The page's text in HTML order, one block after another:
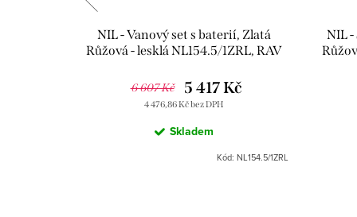
NIL - Vanový set s baterií, Zlatá
Růžová - lesklá NL154.5/1ZRL, RAV
6 607 Kč
4 476,86 Kč bez DPH
5 417 Kč
Skladem
Kód: NL154.5/1ZRL
NIL